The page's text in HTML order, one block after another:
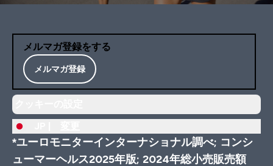
メルマガ登録をする
メルマガ登録
*ユーロモニターインターナショナル調べ; コンシ
ューマーヘルス2025年版; 2024年総小売販売額